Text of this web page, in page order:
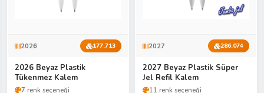
2026 177.713
2026 Beyaz Plastik
Tükenmez Kalem
7 renk seçeneği
2027 286.074
2027 Beyaz Plastik Süper
Jel Refil Kalem
11 renk seçeneği